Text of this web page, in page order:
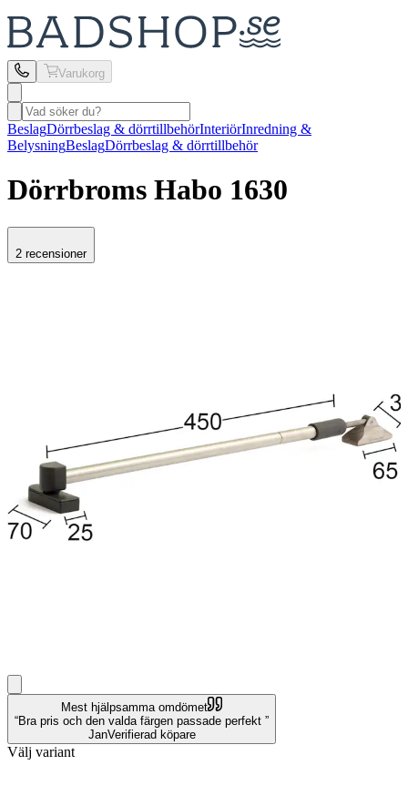
Varukorg
BeslagDörrbeslag & dörrtillbehörInteriörInredning &
BelysningBeslagDörrbeslag & dörrtillbehör
Dörrbroms Habo 1630
2 recensioner
Mest hjälpsamma omdömet
Bra pris och den valda färgen passade perfekt
JanVerifierad köpare
Välj variant